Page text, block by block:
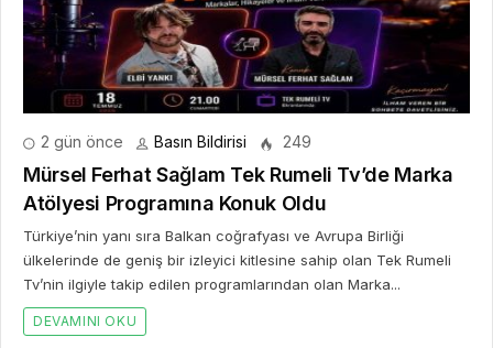
2 gün önce Basın Bildirisi 249
Mürsel Ferhat Sağlam Tek Rumeli Tv’de Marka
Atölyesi Programına Konuk Oldu
Türkiye’nin yanı sıra Balkan coğrafyası ve Avrupa Birliği
ülkelerinde de geniş bir izleyici kitlesine sahip olan Tek Rumeli
Tv’nin ilgiyle takip edilen programlarından olan Marka...
DEVAMINI OKU